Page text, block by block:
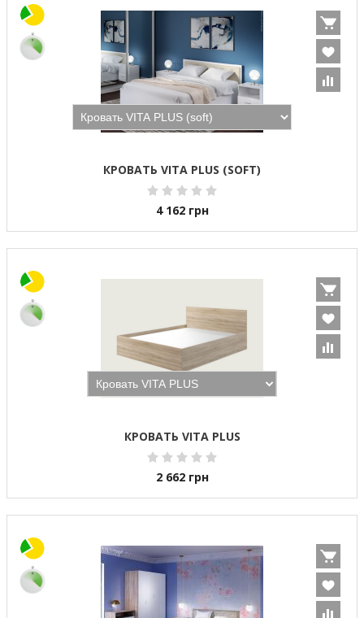
КРОВАТЬ VITA PLUS (SOFT)
4 162 грн
КРОВАТЬ VITA PLUS
2 662 грн